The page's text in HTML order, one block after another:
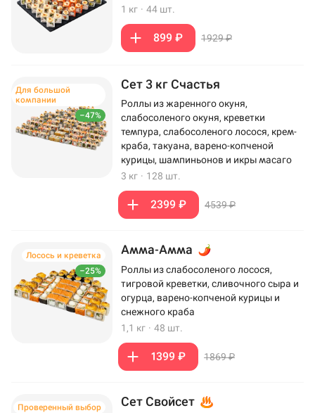
1 кг · 44 шт.
899 ₽ 1929 ₽
–47%
Для большой
компании
Сет 3 кг Счастья
Роллы из жаренного окуня,
слабосоленого окуня, креветки
темпура, слабосоленого лосося, крем-
краба, такуана, варено-копченой
курицы, шампиньонов и икры масаго
3 кг · 128 шт.
2399 ₽ 4539 ₽
–25%
Лосось и креветка Амма-Амма
Роллы из слабосоленого лосося,
тигровой креветки, сливочного сыра и
огурца, варено-копченой курицы и
снежного краба
1,1 кг · 48 шт.
1399 ₽ 1869 ₽
Проверенный выбор Сет Свойсет